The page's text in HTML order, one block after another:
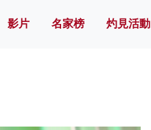
影片 名家榜 灼見活動